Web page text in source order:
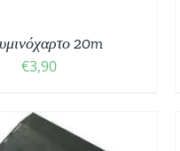
20m
€3,90